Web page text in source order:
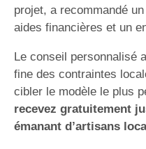
projet, a recommandé
aides financières et un
Le conseil personnalisé
fine des contraintes
cibler le modèle le plus
recevez gratuitement
émanant d’artisans